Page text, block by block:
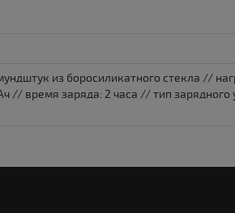
из боросиликатного стекла //
// время заряда: 2 часа // тип